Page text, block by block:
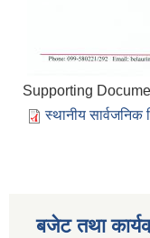
Supporting
स्थानीय सार्वजनिक
बजेट तथा